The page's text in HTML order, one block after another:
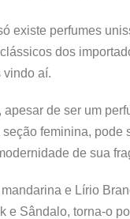
existe perfumes
dos
vindo aí.
de ser um
seção feminina, pode
de sua
e Lírio
e Sândalo, torna-o